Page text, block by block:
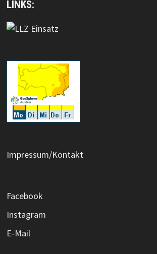
LINKS:
Impressum/Kontakt
Facebook
Instagram
E-Mail